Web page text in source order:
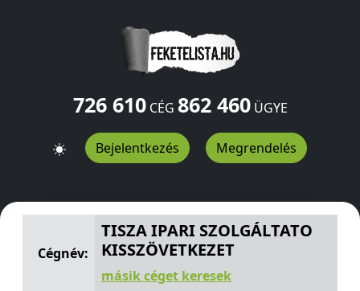
726 610CÉG 862 460ÜGYE
Bejelentkezés Megrendelés
TISZA IPARI SZOLGÁLTATO KISSZÖVETKEZETRokusi Krt
Cégnév:
TISZA IPARI SZOLGÁLTATO
KISSZÖVETKEZET
másik céget keresek